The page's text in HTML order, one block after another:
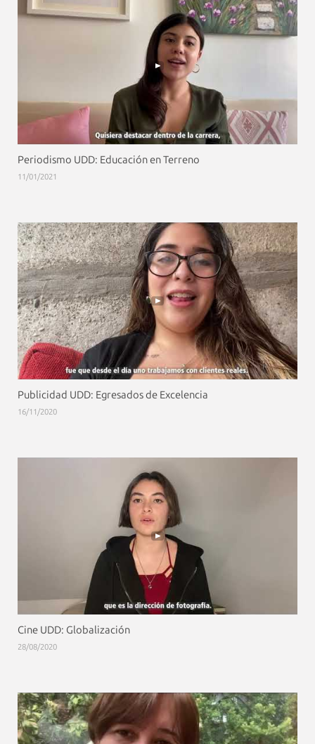
Periodismo UDD: Educación en Terreno
11/01/2021
Publicidad UDD: Egresados de Excelencia
16/11/2020
Cine UDD: Globalización
28/08/2020